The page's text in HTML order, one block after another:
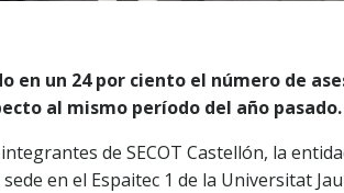
en un 24 por ciento el número de
al mismo período del año pasado.
de SECOT Castellón, la
en el Espaitec 1 de la Universitat